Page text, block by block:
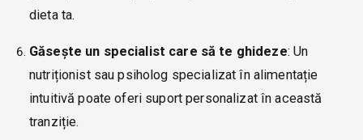
dieta ta.
Găsește un specialist care să te ghideze: Un
nutriționist sau psiholog specializat în alimentație
intuitivă poate oferi suport personalizat în această
tranziție.